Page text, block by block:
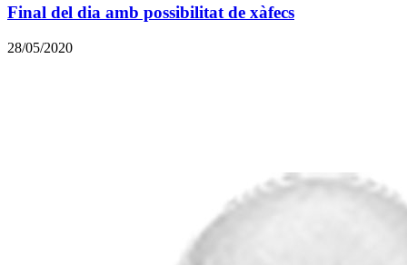
Final del dia amb possibilitat de xàfecs
28/05/2020